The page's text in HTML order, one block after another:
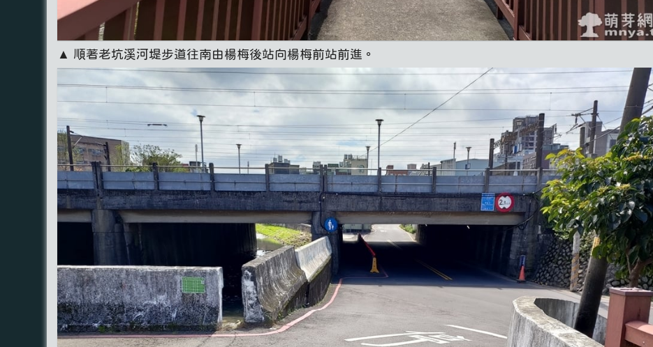
▲ 順著老坑溪河堤步道往南由楊梅後站向楊梅前站前進。